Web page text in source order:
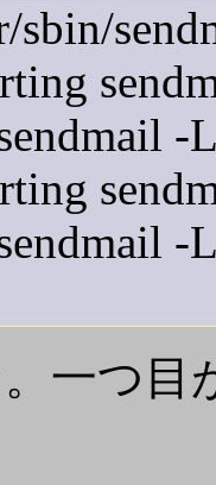
-
-
一つ目